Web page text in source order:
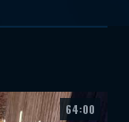
64:00